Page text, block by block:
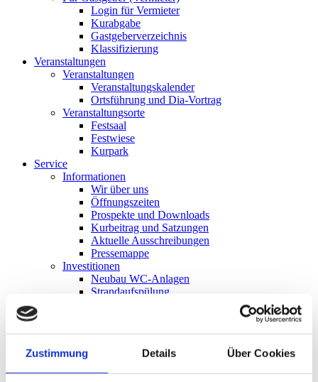
Zustimmung Details Über Cookies
Login für Vermieter
Kurabgabe
Gastgeberverzeichnis
Klassifizierung
Veranstaltungen
Veranstaltungen
Veranstaltungskalender
Ortsführung und Dia-Vortrag
Veranstaltungsorte
Festsaal
Festwiese
Kurpark
Service
Informationen
Wir über uns
Öffnungszeiten
Prospekte und Downloads
Kurbeitrag und Satzungen
Aktuelle Ausschreibungen
Pressemappe
Investitionen
Neubau WC-Anlagen
Strandaufspülung